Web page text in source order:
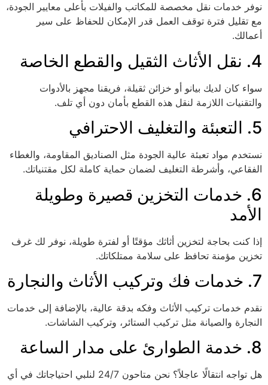
نوفر خدمات نقل مخصصة للمكاتب والفيلات بأعلى معايير الجودة،
مع تقليل فترة توقف العمل قدر الإمكان للحفاظ على سير
أعمالك.
4. نقل الأثاث الثقيل والقطع الخاصة
سواء كان لديك بيانو أو خزائن ثقيلة، فريقنا مجهز بالأدوات
والتقنيات اللازمة لنقل هذه القطع بأمان دون أي تلف.
5. التعبئة والتغليف الاحترافي
نستخدم مواد تعبئة عالية الجودة مثل الصناديق المقاومة، والغطاء
الفقاعي، وأشرطة التغليف لضمان حماية كاملة لكل مقتنياتك.
6. خدمات التخزين قصيرة وطويلة
الأمد
إذا كنت بحاجة لتخزين أثاثك مؤقتًا أو لفترة طويلة، نوفر لك غرف
تخزين مؤمنة تحافظ على سلامة ممتلكاتك.
7. خدمات فك وتركيب الأثاث والنجارة
نقدم خدمات تركيب الأثاث وفكه بدقة عالية، بالإضافة إلى خدمات
النجارة والصيانة مثل تركيب الستائر، وتركيب الشاشات.
8. خدمة الطوارئ على مدار الساعة
هل تواجه انتقالًا عاجلاً؟ نحن متاحون 24/7 لنلبي احتياجاتك في أي